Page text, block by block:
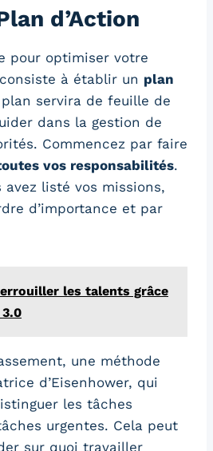
d’Action
pour optimiser votre
à établir un plan
plan servira de feuille de
dans la gestion de
Commencez par faire
vos responsabilités.
avez listé vos missions,
d’importance et par
les talents grâce
une méthode
d’Eisenhower, qui
les tâches
urgentes. Cela peut
sur quoi travailler